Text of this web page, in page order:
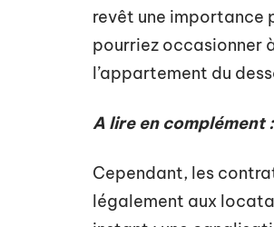
revêt une importance
pourriez occasionner
l’appartement du
A lire en complément :
Cependant, les
légalement aux